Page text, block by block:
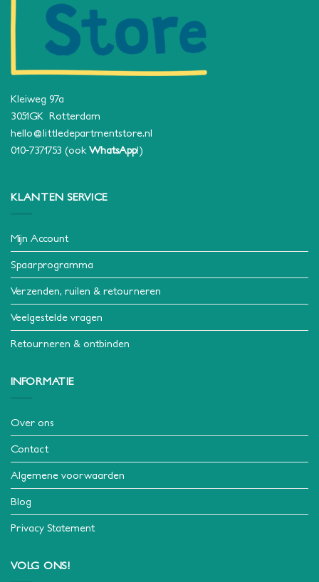
Kleiweg 97a
3051GK Rotterdam
hello@littledepartmentstore.nl
010-7371753 (ook WhatsApp!)
KLANTEN SERVICE
Mijn Account
Spaarprogramma
Verzenden, ruilen & retourneren
Veelgestelde vragen
Retourneren & ontbinden
INFORMATIE
Over ons
Contact
Algemene voorwaarden
Blog
Privacy Statement
VOLG ONS!